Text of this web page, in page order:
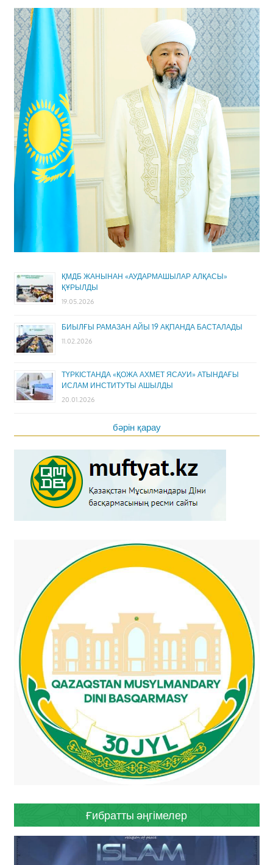
ҚМДБ ЖАНЫНАН «АУДАРМАШЫЛАР АЛҚАСЫ»
ҚҰРЫЛДЫ
19.05.2026
БИЫЛҒЫ РАМАЗАН АЙЫ 19 АҚПАНДА БАСТАЛАДЫ
11.02.2026
ТҮРКІСТАНДА «ҚОЖА АХМЕТ ЯСАУИ» АТЫНДАҒЫ
ИСЛАМ ИНСТИТУТЫ АШЫЛДЫ
20.01.2026
бәрін қарау
Ғибратты әңгімелер